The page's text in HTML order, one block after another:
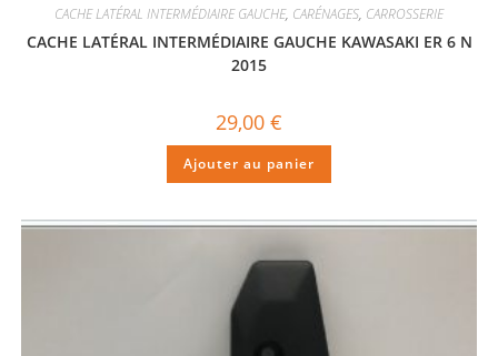
CACHE LATÉRAL INTERMÉDIAIRE GAUCHE, CARÉNAGES, CARROSSERIE
CACHE LATÉRAL INTERMÉDIAIRE GAUCHE KAWASAKI ER 6 N
2015
29,00 €
Ajouter au panier